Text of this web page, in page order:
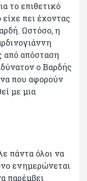
το επιθετικό
πει έχοντας
Ωστόσο, η
από απόσταση
ο Βαρδής
που αφορούν
με μια
πάντα όλοι να
ενημερώνεται
παρέμβει